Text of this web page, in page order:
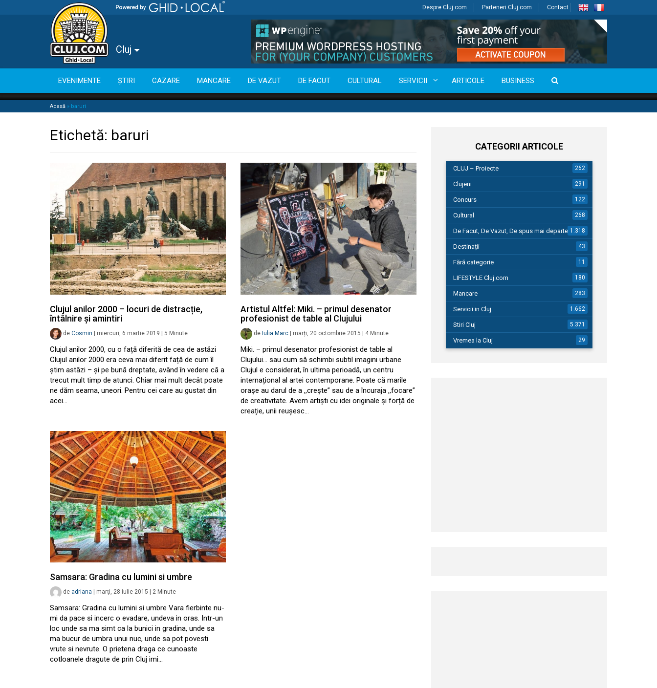
Despre Cluj.com Parteneri Cluj.com Contact
Cluj
EVENIMENTE ȘTIRI CAZARE MANCARE DE VAZUT DE FACUT CULTURAL SERVICII ARTICOLE BUSINESS
Acasă » baruri
Etichetă: baruri
Clujul anilor 2000 – locuri de distracție,
întâlnire și amintiri
de Cosmin miercuri, 6 martie 2019 5 Minute
Clujul anilor 2000, cu o față diferită de cea de astăzi
Clujul anilor 2000 era ceva mai diferit față de cum îl
știm astăzi – și pe bună dreptate, având în vedere că a
trecut mult timp de atunci. Chiar mai mult decât poate
ne dăm seama, uneori. Pentru cei care au gustat din
acei…
Artistul Altfel: Miki. – primul desenator
profesionist de table al Clujului
de Iulia Marc marți, 20 octombrie 2015 4 Minute
Miki. – primul desenator profesionist de table al
Clujului… sau cum să schimbi subtil imagini urbane
Clujul e considerat, în ultima perioadă, un centru
internațional al artei contemporane. Poate că marile
orașe au darul de a ,,crește” sau de a încuraja ,,focare”
de creativitate. Avem artiști cu idei originale și forță de
creație, unii reușesc…
Samsara: Gradina cu lumini si umbre
de adriana marți, 28 iulie 2015 2 Minute
Samsara: Gradina cu lumini si umbre Vara fierbinte nu-
mi da pace si incerc o evadare, undeva in oras. Intr-un
loc unde sa ma simt ca la bunici in gradina, unde sa
ma bucur de umbra unui nuc, unde sa pot povesti
vrute si nevrute. O prietena draga ce cunoaste
cotloanele dragute de prin Cluj imi…
CATEGORII ARTICOLE
CLUJ – Proiecte 262
Clujeni 291
Concurs 122
Cultural 268
De Facut, De Vazut, De spus mai departe…1.318
Destinații 43
Fără categorie 11
LIFESTYLE Cluj.com 180
Mancare 283
Servicii in Cluj 1.662
Stiri Cluj 5.371
Vremea la Cluj 29